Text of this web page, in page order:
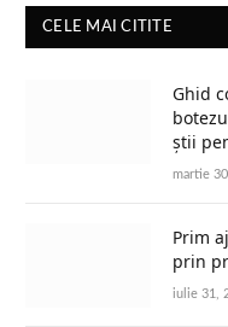
CELE MAI CITITE
Ghid
știi
martie
Prim
prin
iulie 31,